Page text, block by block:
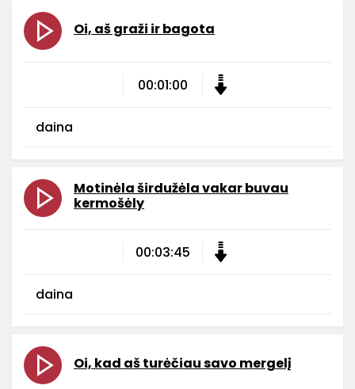
Oi, aš graži ir bagota
00:01:00
daina
Motinėla širdužėla vakar buvau
kermošėly
00:03:45
daina
Oi, kad aš turėčiau savo mergelį